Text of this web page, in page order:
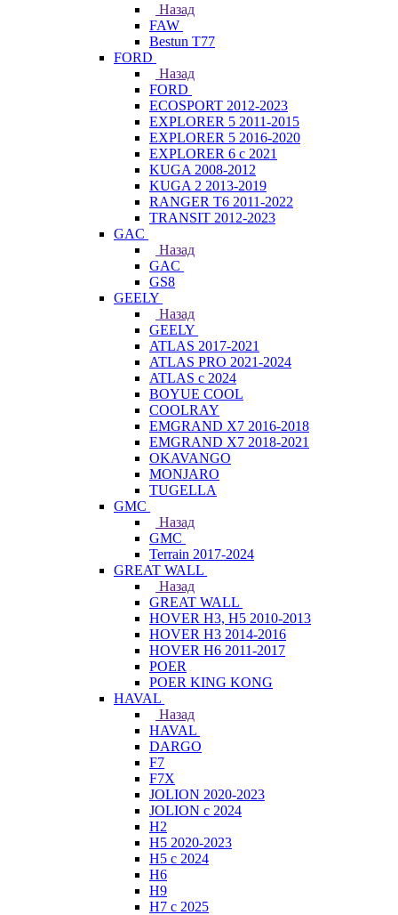
Назад
FAW
Bestun T77
FORD
Назад
FORD
ECOSPORT 2012-2023
EXPLORER 5 2011-2015
EXPLORER 5 2016-2020
EXPLORER 6 с 2021
KUGA 2008-2012
KUGA 2 2013-2019
RANGER T6 2011-2022
TRANSIT 2012-2023
GAC
Назад
GAC
GS8
GEELY
Назад
GEELY
ATLAS 2017-2021
ATLAS PRO 2021-2024
ATLAS с 2024
BOYUE COOL
COOLRAY
EMGRAND X7 2016-2018
EMGRAND X7 2018-2021
OKAVANGO
MONJARO
TUGELLA
GMC
Назад
GMC
Terrain 2017-2024
GREAT WALL
Назад
GREAT WALL
HOVER H3, H5 2010-2013
HOVER H3 2014-2016
HOVER H6 2011-2017
POER
POER KING KONG
HAVAL
Назад
HAVAL
DARGO
F7
F7X
JOLION 2020-2023
JOLION с 2024
H2
H5 2020-2023
H5 с 2024
H6
H9
H7 с 2025